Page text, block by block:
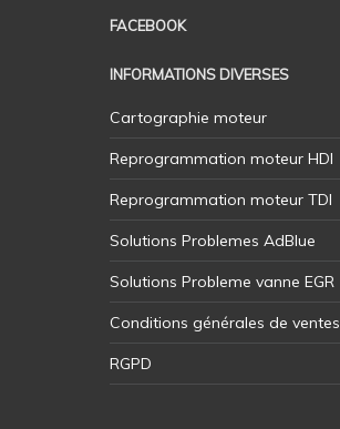
FACEBOOK
INFORMATIONS DIVERSES
Cartographie moteur
Reprogrammation moteur HDI
Reprogrammation moteur TDI
Solutions Problemes AdBlue
Solutions Probleme vanne EGR
Conditions générales de ventes
RGPD